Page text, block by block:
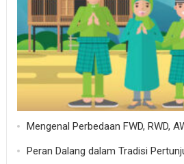
Mengenal Perbedaan FWD, RWD,
Peran Dalang dalam Tradisi